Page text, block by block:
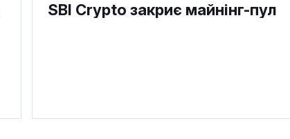
SBI Crypto закриє майнінг-пул